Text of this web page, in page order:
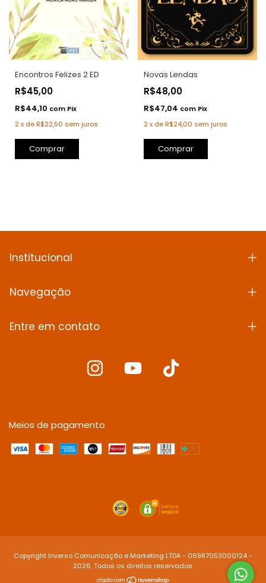
Encontros Felizes 2 ED
R$45,00
R$44,10 com Pix
2x deR$22,50 sem juros
Comprar
Novas Lendas
R$48,00
R$47,04 com Pix
2 x deR$24,00 sem juros
Comprar
Institucional
Navegação
Entre em contato
Meios de pagamento
Copyright Inverso Comunicação e Marketing LTDA - 06987053000124 -
2026. Todos os direitos reservados.